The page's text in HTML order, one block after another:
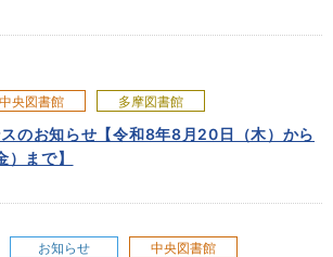
中央図書館 多摩図書館
のお知らせ【令和8年8月20日（木）から
まで】
お知らせ 中央図書館